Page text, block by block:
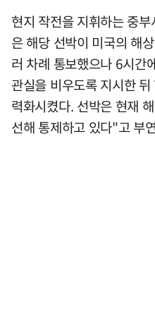
현지 작전을 지휘하는 중
은 해당 선박이 미국의 해
러 차례 통보했으나 6시간
관실을 비우도록 지시한
력화시켰다. 선박은 현재
선해 통제하고 있다"고 부